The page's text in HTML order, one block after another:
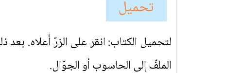
تحميل
لتحميل الكتاب: انقر على الزرّ أعلاه.
الملفّ إلى الحاسوب أو الجوّال.